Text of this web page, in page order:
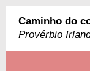
Caminho do
Provérbio